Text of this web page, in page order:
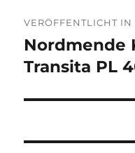
VERÖFFENTLICHT IN
Nordmende
Transita PL